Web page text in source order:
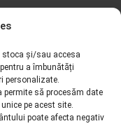
stoca și/sau accesa
a îmbunătăți
personalizate.
să procesăm date
pe acest site.
poate afecta negativ